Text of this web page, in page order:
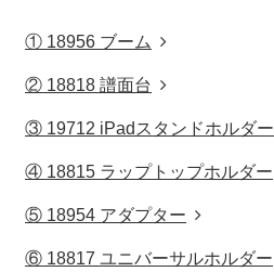
① 18956 ブーム
② 18818 譜面台
③ 19712 iPadスタンドホルダー
④ 18815 ラップトップホルダー
⑤ 18954 アダプター
⑥ 18817 ユニバーサルホルダー